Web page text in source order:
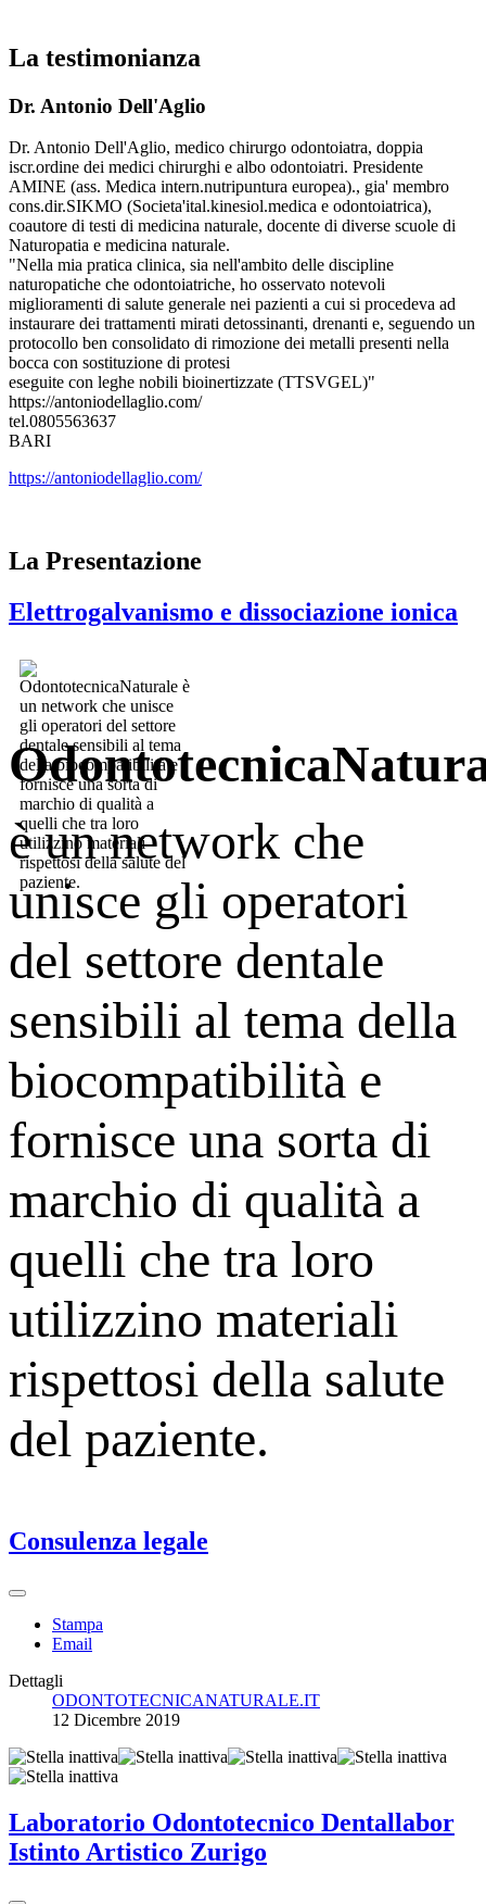
La testimonianza
Dr. Antonio Dell'Aglio
Dr. Antonio Dell'Aglio, medico chirurgo odontoiatra, doppia
iscr.ordine dei medici chirurghi e albo odontoiatri. Presidente
AMINE (ass. Medica intern.nutripuntura europea)., gia' membro
cons.dir.SIKMO (Societa'ital.kinesiol.medica e odontoiatrica),
coautore di testi di medicina naturale, docente di diverse scuole di
Naturopatia e medicina naturale.
"Nella mia pratica clinica, sia nell'ambito delle discipline
naturopatiche che odontoiatriche, ho osservato notevoli
miglioramenti di salute generale nei pazienti a cui si procedeva ad
instaurare dei trattamenti mirati detossinanti, drenanti e, seguendo un
protocollo ben consolidato di rimozione dei metalli presenti nella
bocca con sostituzione di protesi
eseguite con leghe nobili bioinertizzate (TTSVGEL)"
https://antoniodellaglio.com/
tel.0805563637
BARI
https://antoniodellaglio.com/
La Presentazione
Elettrogalvanismo e dissociazione ionica
è un network che
unisce gli operatori
del settore dentale
sensibili al tema della
biocompatibilità e
fornisce una sorta di
marchio di qualità a
quelli che tra loro
utilizzino materiali
rispettosi della salute
del paziente.
Consulenza legale
Stampa
Email
Dettagli
ODONTOTECNICANATURALE.IT
12 Dicembre 2019
Laboratorio Odontotecnico Dentallabor
Istinto Artistico Zurigo